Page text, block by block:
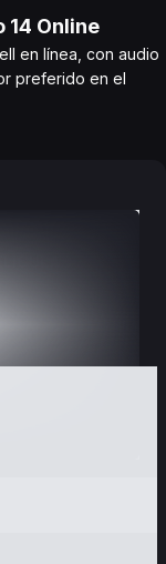
14 Online
en línea, con audio
preferido en el